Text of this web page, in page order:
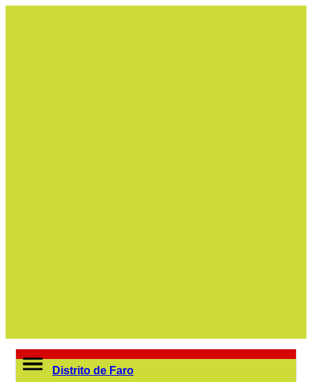
Distrito de Faro